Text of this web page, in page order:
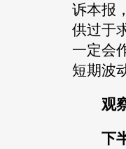
诉本报
供过于
一定会
短期波
观
下半